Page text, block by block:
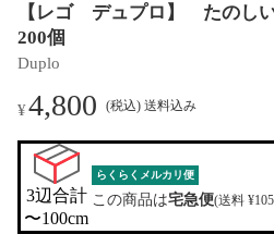
【レゴ デュプロ】 たのし
200個
Duplo
¥4,800 (税込) 送料込み
3辺合計
〜100cm
らくらくメルカリ便
この商品は宅急便(送料